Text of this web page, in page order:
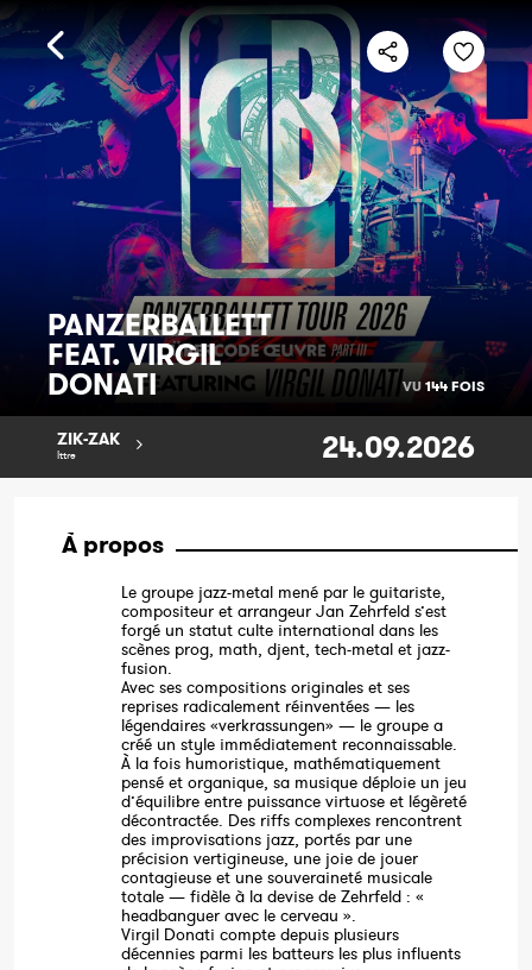
PANZERBALLETT
FEAT. VIRGIL
DONATI VU 144 FOIS
ZIK-ZAK
Ittre 24.09.2026
À propos
Le groupe jazz-metal mené par le guitariste,
compositeur et arrangeur Jan Zehrfeld s’est
forgé un statut culte international dans les
scènes prog, math, djent, tech-metal et jazz-
fusion.
Avec ses compositions originales et ses
reprises radicalement réinventées — les
légendaires «verkrassungen» — le groupe a
créé un style immédiatement reconnaissable.
À la fois humoristique, mathématiquement
pensé et organique, sa musique déploie un jeu
d’équilibre entre puissance virtuose et légèreté
décontractée. Des riffs complexes rencontrent
des improvisations jazz, portés par une
précision vertigineuse, une joie de jouer
contagieuse et une souveraineté musicale
totale — fidèle à la devise de Zehrfeld : «
headbanguer avec le cerveau ».
Virgil Donati compte depuis plusieurs
décennies parmi les batteurs les plus influents